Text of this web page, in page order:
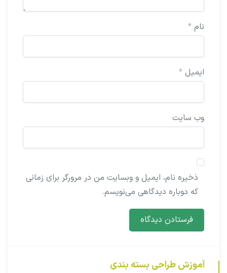
نام *
ایمیل *
وب‌ سایت
ذخیره نام، ایمیل و وبسایت من در مرورگر برای زمانی
که دوباره دیدگاهی می‌نویسم.
آموزش طراحی بسته بندی